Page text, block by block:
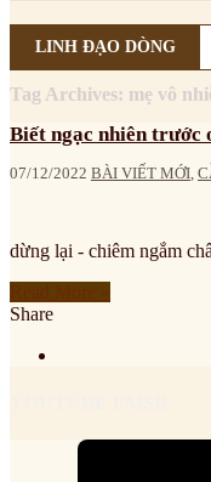
LINH ĐẠO DÒNG
Tag Archives: mẹ vô
Biết ngạc nhiên trước
07/12/2022 BÀI VIẾT MỚI
dừng lại - chiêm ngắm
Share